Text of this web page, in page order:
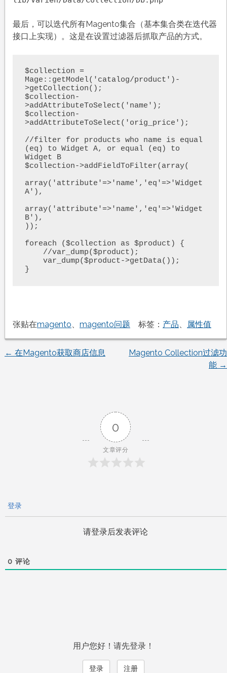
最后，可以迭代所有Magento集合（基本集合类在迭代器
接口上实现）。这是在设置过滤器后抓取产品的方式。
$collection =
Mage::getModel('catalog/product')-
>getCollection();
$collection-
>addAttributeToSelect('name');
$collection-
>addAttributeToSelect('orig_price');
//filter for products who name is equal
(eq) to Widget A, or equal (eq) to
Widget B
$collection->addFieldToFilter(array(
array('attribute'=>'name','eq'=>'Widget
A'),
array('attribute'=>'name','eq'=>'Widget
B'),
));
foreach ($collection as $product) {
}
张贴在magento、 magento问题 标签： 产品、 属性值
文
← 在Magento获取商店信息
Magento Collection过滤功
能 →
0
文章评分
登录
请登录后发表评论
0 评论
用户您好！请先登录！
登录 注册